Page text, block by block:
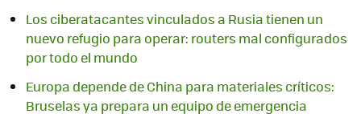
Los ciberatacantes vinculados a Rusia tienen un
nuevo refugio para operar: routers mal configurados
por todo el mundo
Europa depende de China para materiales críticos:
Bruselas ya prepara un equipo de emergencia